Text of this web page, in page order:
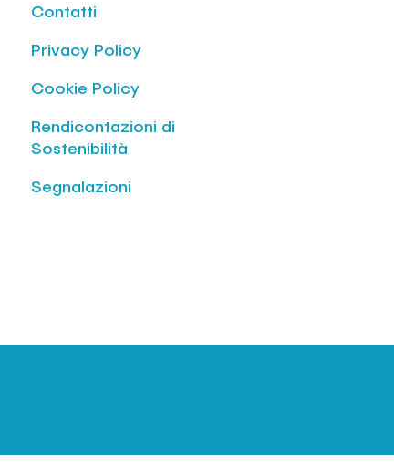
Contatti
Privacy Policy
Cookie Policy
Rendicontazioni di
Sostenibilità
Segnalazioni